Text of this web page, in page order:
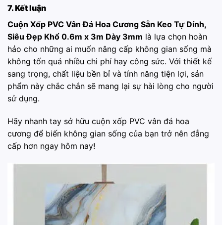
7. Kết luận
Cuộn Xốp PVC Vân Đá Hoa Cương Sẵn Keo Tự Dính,
Siêu Đẹp Khổ 0.6m x 3m Dày 3mm là lựa chọn hoàn
hảo cho những ai muốn nâng cấp không gian sống mà
không tốn quá nhiều chi phí hay công sức. Với thiết kế
sang trọng, chất liệu bền bỉ và tính năng tiện lợi, sản
phẩm này chắc chắn sẽ mang lại sự hài lòng cho người
sử dụng.
Hãy nhanh tay sở hữu cuộn xốp PVC vân đá hoa
cương để biến không gian sống của bạn trở nên đẳng
cấp hơn ngay hôm nay!